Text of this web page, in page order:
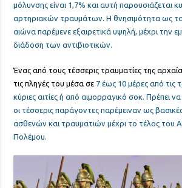
μόλυνσης είναι 1,7% και αυτή παρουσιάζεται
αρτηριακών τραυμάτων. Η θνησιμότητα ως
αιώνα παρέμενε εξαιρετικά υψηλή, μέχρι την
διάδοση των αντιβιοτικών.
Ένας από τους τέσσερις τραυματίες της
τις πληγές του μέσα σε 7 έως 10 μέρες από τις
κύριες αιτίες ή από αιμορραγικό σοκ. Πρέπει
οι τέσσερις παράγοντες παρέμειναν ως
ασθενών και τραυματιών μέχρι το τέλος του
Πολέμου.